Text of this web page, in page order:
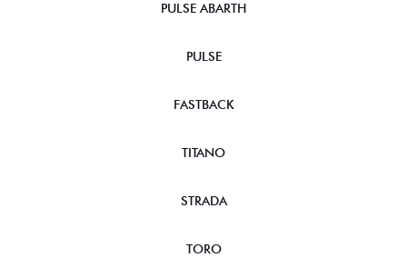
PULSE ABARTH
PULSE
FASTBACK
TITANO
STRADA
TORO